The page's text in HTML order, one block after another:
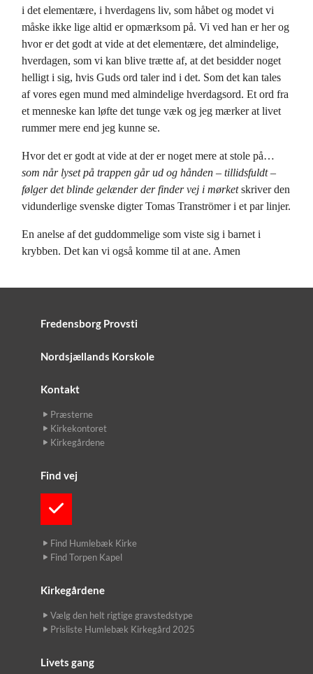
i det elementære, i hverdagens liv, som håbet og modet vi
måske ikke lige altid er opmærksom på. Vi ved han er her og
hvor er det godt at vide at det elementære, det almindelige,
hverdagen, som vi kan blive trætte af, at det besidder noget
helligt i sig, hvis Guds ord taler ind i det. Som det kan tales
af vores egen mund med almindelige hverdagsord. Et ord fra
et menneske kan løfte det tunge væk og jeg mærker at livet
rummer mere end jeg kunne se.
Hvor det er godt at vide at der er noget mere at stole på…
som når lyset på trappen går ud og hånden – tillidsfuldt –
følger det blinde gelænder der finder vej i mørketskriver den
vidunderlige svenske digter Tomas Tranströmer i et par linjer.
En anelse af det guddommelige som viste sig i barnet i
krybben. Det kan vi også komme til at ane. Amen
Fredensborg Provsti
Nordsjællands Korskole
Kontakt
Præsterne
Kirkekontoret
Kirkegårdene
Find vej
Find Humlebæk Kirke
Find Torpen Kapel
Kirkegårdene
Vælg den helt rigtige gravstedstype
Prisliste Humlebæk Kirkegård 2025
Livets gang